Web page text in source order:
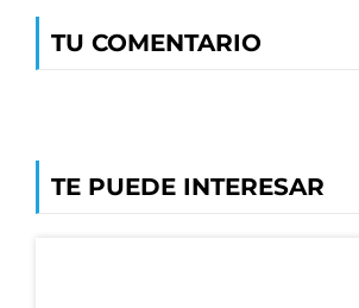
TU COMENTARIO
TE PUEDE INTERESAR